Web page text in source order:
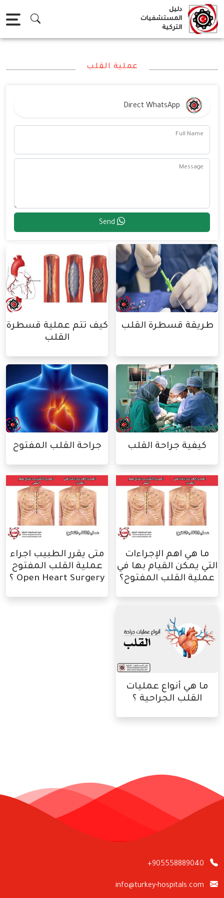
Skip
content
دليل
المستشفيات
التركية
عملية القلب
Full Name
Message
طريقة قسطرة القلب
كيف تتم عملية قسطرة
القلب
كيفية جراحة القلب جراحة القلب المفتوح
ما هي اهم الإجراءات
التي يمكن القيام بها في
عملية القلب المفتوح؟
متى يقرر الطبيب اجراء
عملية القلب المفتوح
Open Heart Surgery ؟
ما هي أنواع عمليات
القلب الجراحية ؟
+905558889040
info@turkey-hospitals.com